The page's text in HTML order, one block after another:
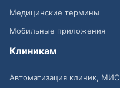
Медицинские термины
Мобильные приложения
Клиникам
Автоматизация клиник, МИС